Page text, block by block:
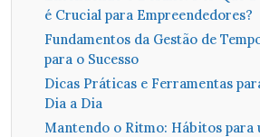
é Crucial para Empreendedores?
Fundamentos da Gestão de
para o Sucesso
Dicas Práticas e Ferramentas
Dia a Dia
Mantendo o Ritmo: Hábitos para